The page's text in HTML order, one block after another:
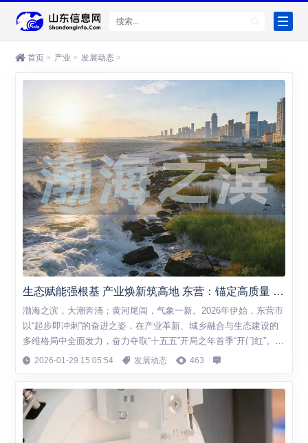
首页 > 产业 > 发展动态 >
生态赋能强根基 产业焕新筑高地 东营：锚定高质量 冲刺“开门红”
渤海之滨，大潮奔涌；黄河尾闾，气象一新。2026年伊始，东营市
以“起步即冲刺”的奋进之姿，在产业革新、城乡融合与生态建设的
多维格局中全面发力，奋力夺取“十五五”开局之年首季“开门红”。
动能转换，产业焕新 东营的产业格局，正经历一场深刻的结构性重
道。 新一年的冲锋号已经吹响...
2026-01-29 15:05:54 发展动态 463